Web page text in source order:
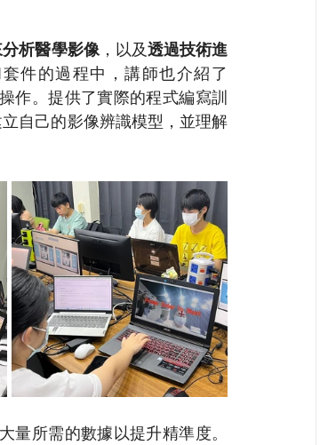
析醫學影像，以及透過技術進
件的過程中，講師也介紹了
作。提供了實際的程式編寫訓
自己的影像辨識模型，並理解
所需的數據以提升精準度。